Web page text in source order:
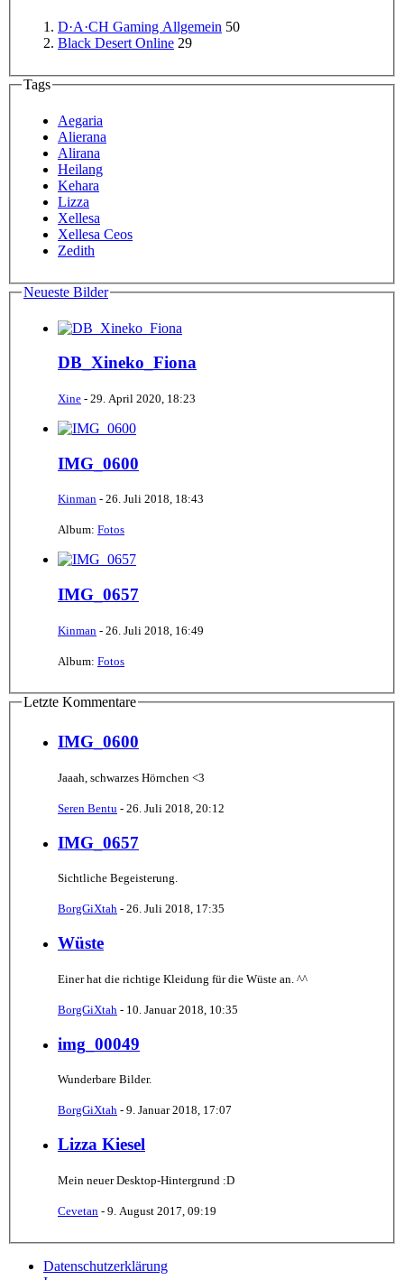
D·A·CH Gaming Allgemein 50
Black Desert Online 29
Tags
Aegaria
Alierana
Alirana
Heilang
Kehara
Lizza
Xellesa
Xellesa Ceos
Zedith
Neueste Bilder
DB_Xineko_Fiona
Xine - 29. April 2020, 18:23
IMG_0600
Kinman - 26. Juli 2018, 18:43
Album: Fotos
IMG_0657
Kinman - 26. Juli 2018, 16:49
Album: Fotos
Letzte Kommentare
IMG_0600
Jaaah, schwarzes Hörnchen <3
Seren Bentu - 26. Juli 2018, 20:12
IMG_0657
Sichtliche Begeisterung.
BorgGiXtah - 26. Juli 2018, 17:35
Wüste
Einer hat die richtige Kleidung für die Wüste an. ^^
BorgGiXtah - 10. Januar 2018, 10:35
img_00049
Wunderbare Bilder.
BorgGiXtah - 9. Januar 2018, 17:07
Lizza Kiesel
Mein neuer Desktop-Hintergrund :D
Cevetan - 9. August 2017, 09:19
Datenschutzerklärung